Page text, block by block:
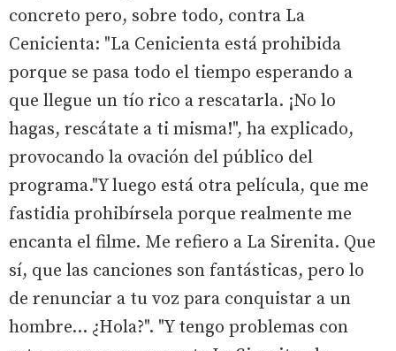
concreto pero, sobre todo, contra La
Cenicienta: "La Cenicienta está prohibida
porque se pasa todo el tiempo esperando a
que llegue un tío rico a rescatarla. ¡No lo
hagas, rescátate a ti misma!", ha explicado,
provocando la ovación del público del
programa."Y luego está otra película, que me
fastidia prohibírsela porque realmente me
encanta el filme. Me refiero a La Sirenita. Que
sí, que las canciones son fantásticas, pero lo
de renunciar a tu voz para conquistar a un
hombre... ¿Hola?". "Y tengo problemas con